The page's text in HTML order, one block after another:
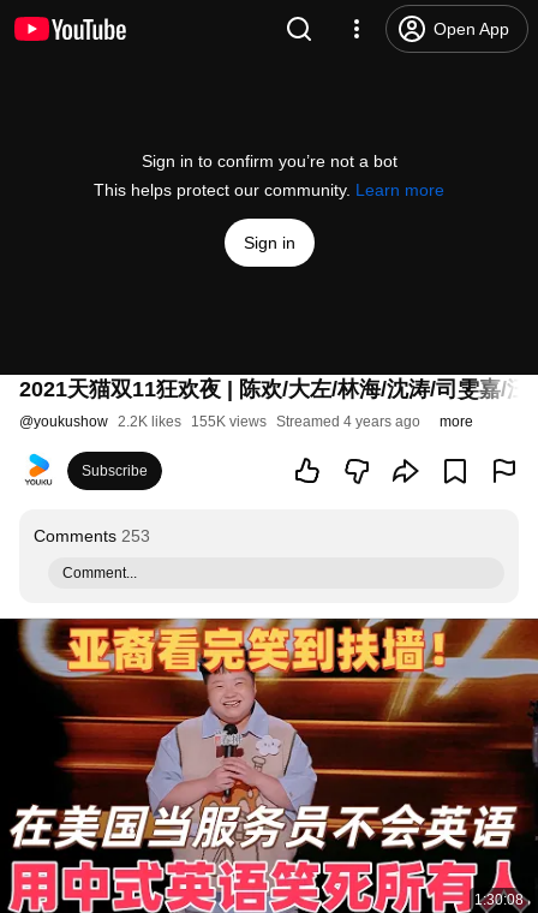
Open App
Sign in to confirm you’re not a bot
This helps protect our community. Learn more
Sign in
2021天猫双11狂欢夜 | 陈欢/大左/林海/沈涛/司雯嘉/
@youkushow 2.2K likes 155K views Streamed 4 years ago more
Subscribe
Comments 253
Comment...
1:30:08